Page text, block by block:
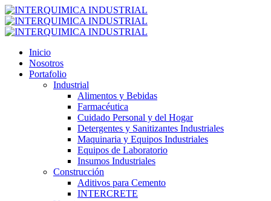
Inicio
Nosotros
Portafolio
Industrial
Alimentos y Bebidas
Farmacéutica
Cuidado Personal y del Hogar
Detergentes y Sanitizantes Industriales
Maquinaria y Equipos Industriales
Equipos de Laboratorio
Insumos Industriales
Construcción
Aditivos para Cemento
INTERCRETE